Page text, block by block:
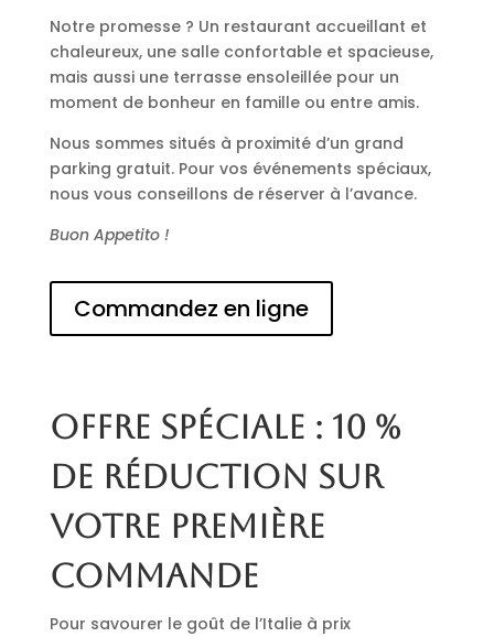
Notre promesse ? Un restaurant accueillant et
chaleureux, une salle confortable et spacieuse,
mais aussi une terrasse ensoleillée pour un
moment de bonheur en famille ou entre amis.
Nous sommes situés à proximité d’un grand
parking gratuit. Pour vos événements spéciaux,
nous vous conseillons de réserver à l’avance.
Buon Appetito !
Commandez en ligne
Offre spéciale : 10 %
de réduction sur
votre première
commande
Pour savourer le goût de l’Italie à prix